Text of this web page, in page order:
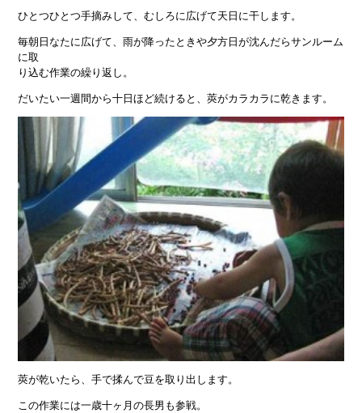
ひとつひとつ手摘みして、むしろに広げて天日に干します。
毎朝日なたに広げて、雨が降ったときや夕方日が沈んだらサンルーム
に取
り込む作業の繰り返し。
だいたい一週間から十日ほど続けると、莢がカラカラに乾きます。
莢が乾いたら、手で揉んで豆を取り出します。
この作業には一歳十ヶ月の長男も参戦。